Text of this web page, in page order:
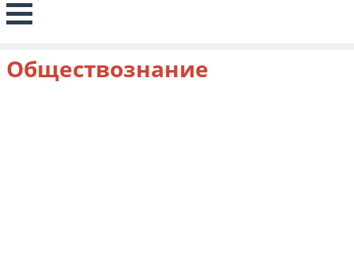
Обществознание